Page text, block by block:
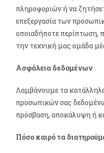
πληροφοριών ή να
επεξεργασία των
οποιαδήποτε περίπτωση,
την τεχνική μας ομάδα
Ασφάλεια δεδομένων
Λαμβάνουμε τα
προσωπικών σας
πρόσβαση, αποκάλυψη ή
Πόσο καιρό τα